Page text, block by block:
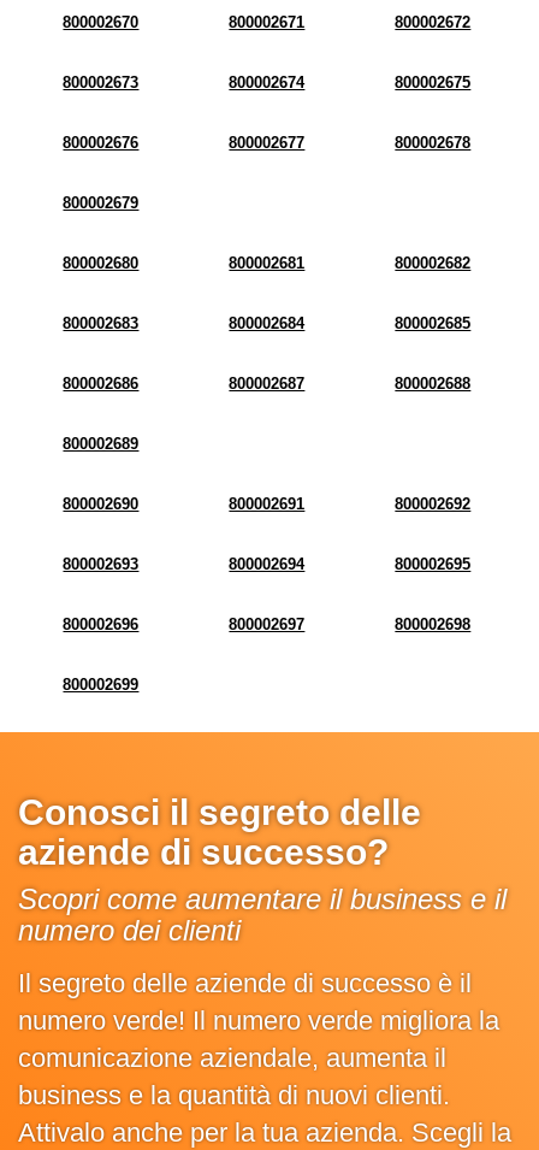
800002670 800002671 800002672
800002673 800002674 800002675
800002676 800002677 800002678
800002679
800002680 800002681 800002682
800002683 800002684 800002685
800002686 800002687 800002688
800002689
800002690 800002691 800002692
800002693 800002694 800002695
800002696 800002697 800002698
800002699
Conosci il segreto delle
aziende di successo?
Scopri come aumentare il business e il
numero dei clienti
Il segreto delle aziende di successo è il
numero verde! Il numero verde migliora la
comunicazione aziendale, aumenta il
business e la quantità di nuovi clienti.
Attivalo anche per la tua azienda. Scegli la